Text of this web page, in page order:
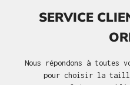
SERVICE
Nous répondons à toutes
pour choisir la